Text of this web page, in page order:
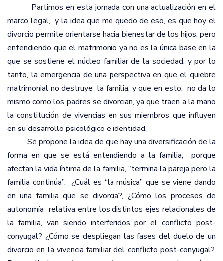
Partimos en esta jornada con una actualización en el
marco legal, y la idea que me quedo de eso, es que hoy el
divorcio permite orientarse hacia bienestar de los hijos, pero
entendiendo que el matrimonio ya no es la única base en la
que se sostiene el núcleo familiar de la sociedad, y por lo
tanto, la emergencia de una perspectiva en que el quiebre
matrimonial no destruye la familia, y que en esto, no da lo
mismo como los padres se divorcian, ya que traen a la mano
la constitución de vivencias en sus miembros que influyen
en su desarrollo psicológico e identidad.
Se propone la idea de que hay una diversificación de la
forma en que se está entendiendo a la familia,
porque
afectan la vida íntima de la familia, “termina la pareja pero la
familia continúa”. ¿Cuál es “la música” que se viene dando
en una familia que se divorcia?, ¿Cómo los procesos de
autonomía relativa entre los distintos ejes relacionales de
la familia, van siendo interferidos por el conflicto post-
conyugal? ¿Cómo se despliegan las fases del duelo de un
divorcio en la vivencia familiar del conflicto post-conyugal?,